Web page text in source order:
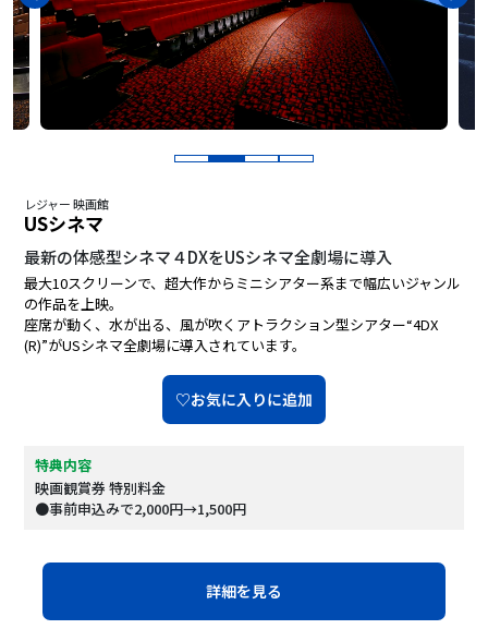
レジャー 映画館
USシネマ
最新の体感型シネマ４DXをUSシネマ全劇場に導入
最大10スクリーンで、超大作からミニシアター系まで幅広いジャンル
の作品を上映。
座席が動く、水が出る、風が吹くアトラクション型シアター“4DX
(R)”がUSシネマ全劇場に導入されています。
♡お気に入りに追加
特典内容
映画観賞券 特別料金
●事前申込みで2,000円→1,500円
詳細を見る